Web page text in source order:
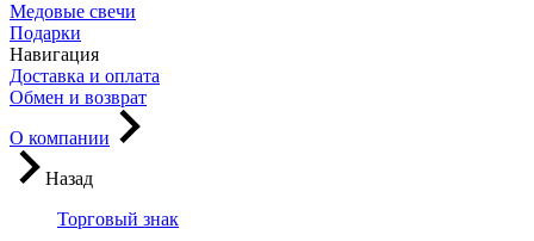
Медовые свечи
Подарки
Навигация
Доставка и оплата
Обмен и возврат
О компании
Назад
Торговый знак